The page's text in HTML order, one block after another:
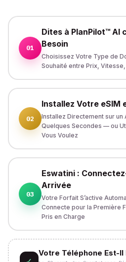
01
Dites à PlanPilot™ AI
Besoin
Choisissez Votre Type de
Souhaité entre Prix,
02
Installez Votre eSIM
Installez Directement sur un
Quelques Secondes — ou
Vous Voulez
03
Eswatini :
Arrivée
Votre Forfait S’active
Connecte pour la Première
Pris en Charge
Votre Téléphone Est-Il